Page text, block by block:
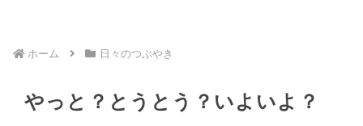
ホーム 日々のつぶやき
やっと？とうとう？いよいよ？